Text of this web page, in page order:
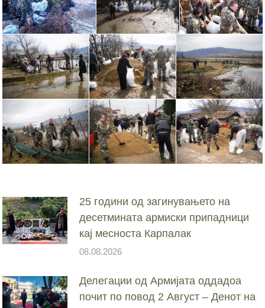
25 години од загинувањето на
десетмината армиски припадници
кај месноста Карпалак
08.08.2026
Делегации од Армијата оддадоа
почит по повод 2 Август – Денот на